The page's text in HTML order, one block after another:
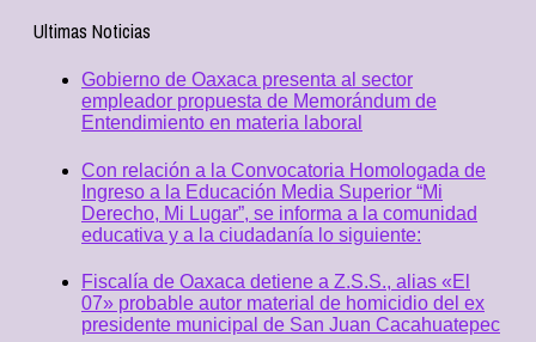
Ultimas Noticias
Gobierno de Oaxaca presenta al sector
empleador propuesta de Memorándum de
Entendimiento en materia laboral
Con relación a la Convocatoria Homologada de
Ingreso a la Educación Media Superior “Mi
Derecho, Mi Lugar”, se informa a la comunidad
educativa y a la ciudadanía lo siguiente:
Fiscalía de Oaxaca detiene a Z.S.S., alias «El
07» probable autor material de homicidio del ex
presidente municipal de San Juan Cacahuatepec